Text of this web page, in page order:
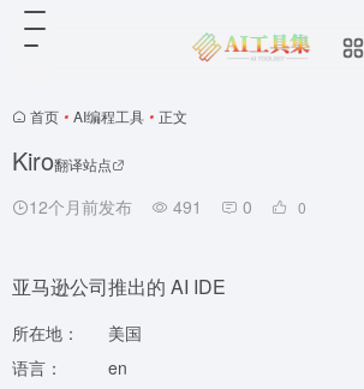
首页 • AI编程工具 • 正文
Kiro翻译站点
12个月前发布 491 0 0
亚马逊公司推出的 AI IDE
所在地：
美国
语言：
en